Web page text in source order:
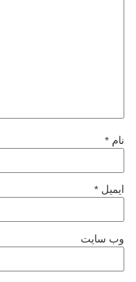
نام *
ایمیل *
وب‌ سایت